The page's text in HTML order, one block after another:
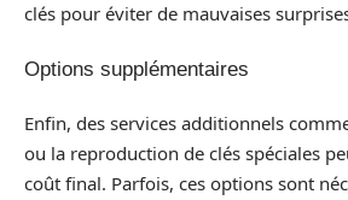
clés pour éviter de mauvaises
Options supplémentaires
Enfin, des services additionnels
ou la reproduction de clés spéciales
coût final. Parfois, ces options sont